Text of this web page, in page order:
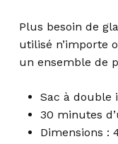
Plus besoin de
utilisé n’importe
un ensemble de
Sac à double
30 minutes
Dimensions :